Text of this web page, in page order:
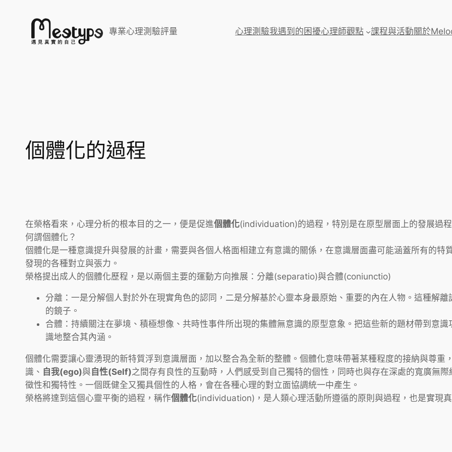
專業心理測驗評量 心理測驗我遇到的困擾心理師觀點 課程與活動關於
個體化的過程
在榮格看來，心理分析的根本目的之一，便是促進個體化(individuation)的過程，特別是在原型層面上的發展過程
何謂個體化？
個體化是一種意識提升與發展的計畫，需要與各個人格面相建立有意識的關係，在意識層面盡可能涵蓋所有的特
發現的各種對立與張力。
榮格提出成人的個體化歷程，是以兩個主要的運動方向推展：分離(separatio)與合體(coniunctio)
分離：一是分解個人對於外在現實角色的認同，二是分解基於心靈本身最原始、重要的內在人物。這種解
的鏡子。
合體：持續關注在夢境、積極想像、共時性事件所出現的集體無意識的原型意象。把這些新的題材帶到意
識地整合其內涵。
個體化需要讓心靈湧現的新特質浮到意識層面，加以整合為全新的整體。個體化意味帶著某種程度的接納與尊
識、 自我(ego)與 自性(Self)之間存有良性的互動時，人們感受到自己獨特的個性，同時也與存在深處的寬廣無
徵性和獨特性。一個既健全又獨具個性的人格，會在各種心理的對立面協調統一中產生。
榮格將達到這個心靈平衡的過程，稱作個體化(individuation)，是人類心理活動所遵循的原則與過程，也是實現真